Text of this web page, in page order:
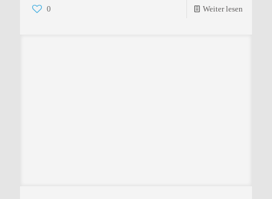
0 Weiter lesen